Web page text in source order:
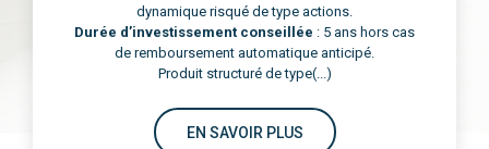
Contrairement aux gestions passives qui subissent
les cycles de marché, notre philosophie repose sur
réactivité stratégique permanente. Nous ne
nous contentons pas de suivre les indices : nous